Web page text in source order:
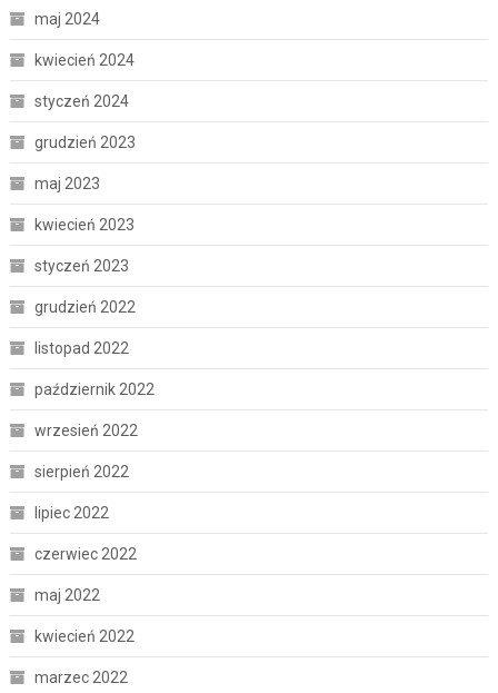
maj 2024
kwiecień 2024
styczeń 2024
grudzień 2023
maj 2023
kwiecień 2023
styczeń 2023
grudzień 2022
listopad 2022
październik 2022
wrzesień 2022
sierpień 2022
lipiec 2022
czerwiec 2022
maj 2022
kwiecień 2022
marzec 2022